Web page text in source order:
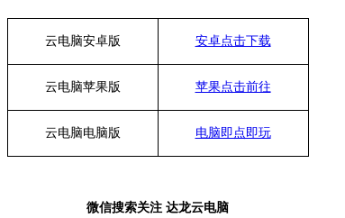
云电脑安卓版 安卓点击下载
云电脑苹果版 苹果点击前往
云电脑电脑版 电脑即点即玩
微信搜索关注 达龙云电脑